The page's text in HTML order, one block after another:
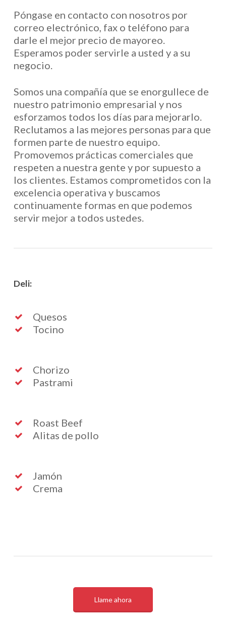
Póngase en contacto con nosotros por
correo electrónico, fax o teléfono para
darle el mejor precio de mayoreo.
Esperamos poder servirle a usted y a su
negocio.
Somos una compañía que se enorgullece de
nuestro patrimonio empresarial y nos
esforzamos todos los días para mejorarlo.
Reclutamos a las mejores personas para que
formen parte de nuestro equipo.
Promovemos prácticas comerciales que
respeten a nuestra gente y por supuesto a
los clientes. Estamos comprometidos con la
excelencia operativa y buscamos
continuamente formas en que podemos
servir mejor a todos ustedes.
Deli:
Quesos
Tocino
Chorizo
Pastrami
Roast Beef
Alitas de pollo
Jamón
Crema
Llame ahora